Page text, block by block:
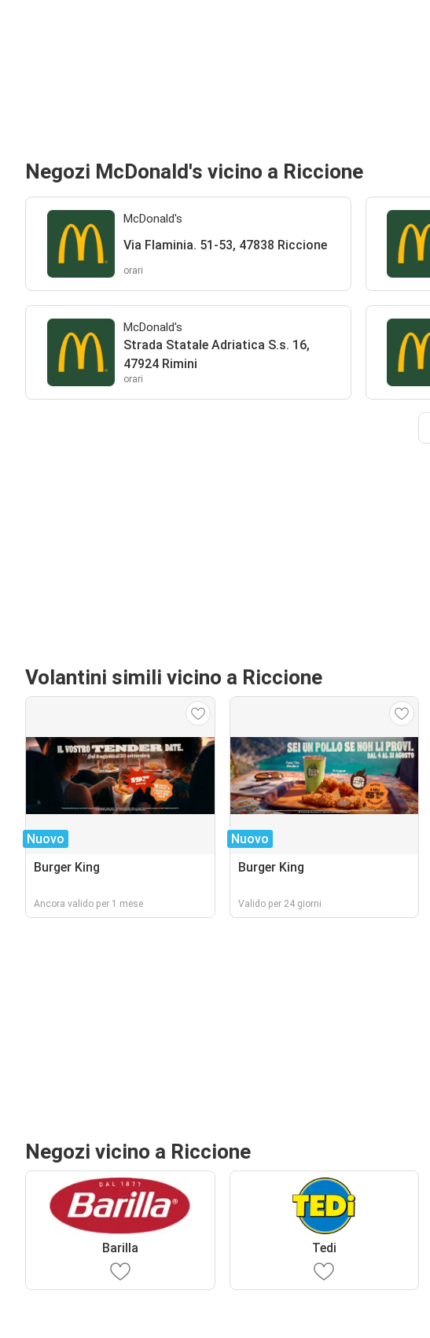
Negozi McDonald's vicino a Riccione
McDonald's
Via Flaminia. 51-53, 47838 Riccione
orari
McDonald's
Strada Statale Adriatica S.s. 16,
47924 Rimini
orari
Volantini simili vicino a Riccione
Nuovo
Burger King
Ancora valido per 1 mese
Nuovo
Burger King
Valido per 24 giorni
Negozi vicino a Riccione
Barilla Tedi